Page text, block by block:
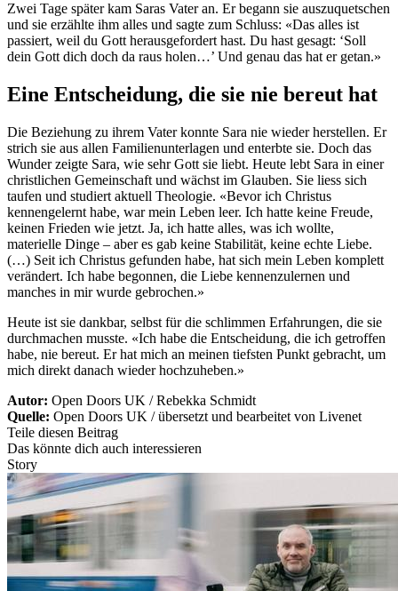
Zwei Tage später kam Saras Vater an. Er begann sie auszuquetschen
und sie erzählte ihm alles und sagte zum Schluss: «Das alles ist
passiert, weil du Gott herausgefordert hast. Du hast gesagt: ‘Soll
dein Gott dich doch da raus holen…’ Und genau das hat er getan.»
Eine Entscheidung, die sie nie bereut hat
Die Beziehung zu ihrem Vater konnte Sara nie wieder herstellen. Er
strich sie aus allen Familienunterlagen und enterbte sie. Doch das
Wunder zeigte Sara, wie sehr Gott sie liebt. Heute lebt Sara in einer
christlichen Gemeinschaft und wächst im Glauben. Sie liess sich
taufen und studiert aktuell Theologie. «Bevor ich Christus
kennengelernt habe, war mein Leben leer. Ich hatte keine Freude,
keinen Frieden wie jetzt. Ja, ich hatte alles, was ich wollte,
materielle Dinge – aber es gab keine Stabilität, keine echte Liebe.
(…) Seit ich Christus gefunden habe, hat sich mein Leben komplett
verändert. Ich habe begonnen, die Liebe kennenzulernen und
manches in mir wurde gebrochen.»
Heute ist sie dankbar, selbst für die schlimmen Erfahrungen, die sie
durchmachen musste. «Ich habe die Entscheidung, die ich getroffen
habe, nie bereut. Er hat mich an meinen tiefsten Punkt gebracht, um
mich direkt danach wieder hochzuheben.»
Autor: Open Doors UK / Rebekka Schmidt
Quelle: Open Doors UK / übersetzt und bearbeitet von Livenet
Teile diesen Beitrag
Das könnte dich auch interessieren
Story